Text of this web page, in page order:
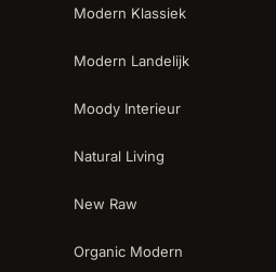
Modern Klassiek
Modern Landelijk
Moody Interieur
Natural Living
New Raw
Organic Modern